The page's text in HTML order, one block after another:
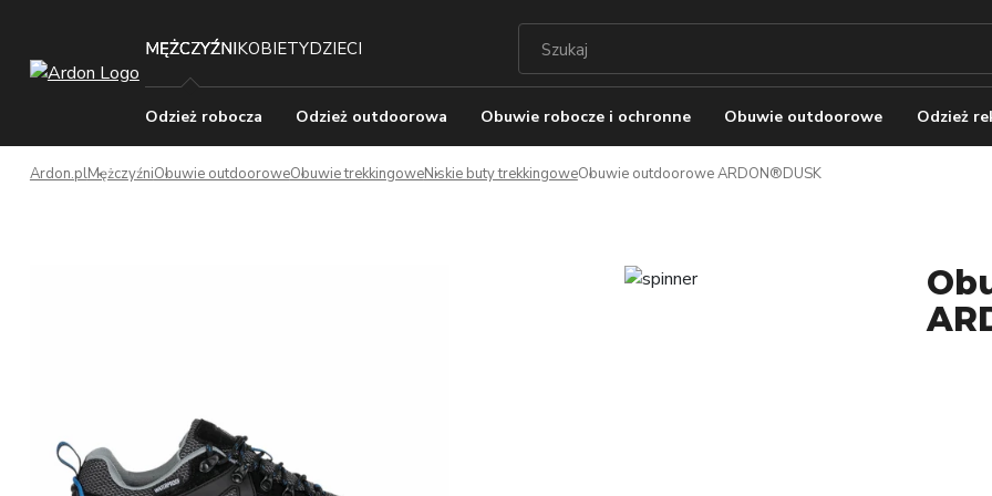
MĘŻCZYŹNIKOBIETYDZIECI
Odzież robocza Odzież outdoorowa Obuwie robocze i ochronne Obuwie outdoorowe Odzież
Ardon.plMężczyźniObuwie outdooroweObuwie trekkingoweNiskie buty trekkingoweObuwie outdoorowe ARDON®DUSK